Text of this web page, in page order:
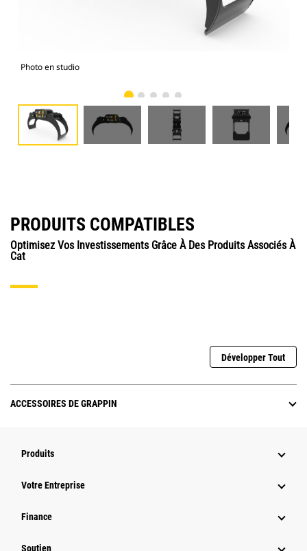
Photo en studio
PRODUITS COMPATIBLES
Optimisez Vos Investissements Grâce À Des Produits Associés À
Cat
Développer Tout
ACCESSOIRES DE GRAPPIN
Produits
Votre Entreprise
Finance
Soutien